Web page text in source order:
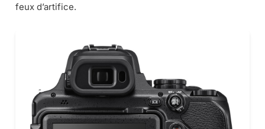
feux d’artifice.